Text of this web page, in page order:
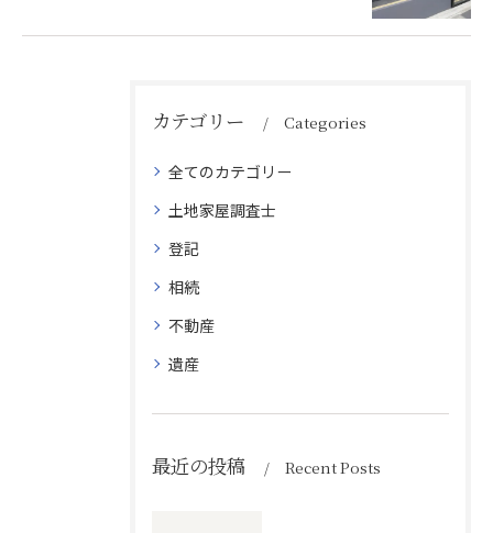
カテゴリー Categories
全てのカテゴリー
土地家屋調査士
登記
相続
不動産
遺産
最近の投稿 Recent Posts